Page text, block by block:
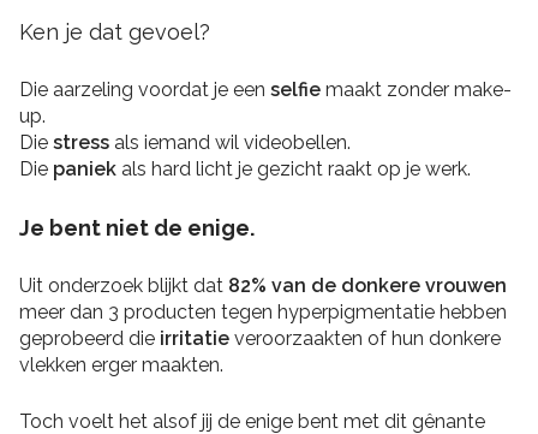
Ken je dat gevoel?
Die aarzeling voordat je een selfie maakt zonder make-
up.
Die stress als iemand wil videobellen.
Die paniek als hard licht je gezicht raakt op je werk.
Je bent niet de enige.
Uit onderzoek blijkt dat 82% van de donkere vrouwen
meer dan 3 producten tegen hyperpigmentatie hebben
geprobeerd die irritatie veroorzaakten of hun donkere
vlekken erger maakten.
Toch voelt het alsof jij de enige bent met dit gênante